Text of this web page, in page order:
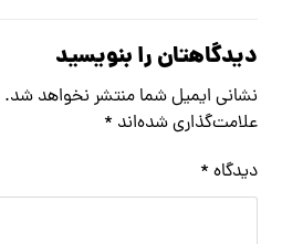
دیدگاهتان را بنویسید
نشانی ایمیل شما منتشر نخواهد شد.
علامت‌گذاری شده‌اند *
دیدگاه *